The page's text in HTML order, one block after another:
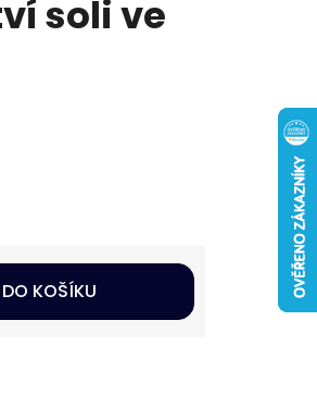
soli ve
DO KOŠÍKU